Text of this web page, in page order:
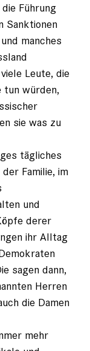
Führung
Sanktionen
manches
Leute, die
tun würden,
sie was zu
tägliches
Familie, im
und
derer
ihr Alltag
sagen dann,
Herren
die Damen
mehr